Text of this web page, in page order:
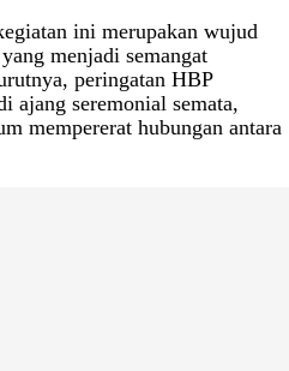
ini merupakan wujud
menjadi semangat
peringatan HBP
ajang seremonial semata,
mempererat hubungan antara